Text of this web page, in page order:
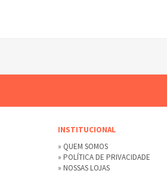
INSTITUCIONAL
» QUEM SOMOS
» POLÍTICA DE PRIVACIDADE
» NOSSAS LOJAS